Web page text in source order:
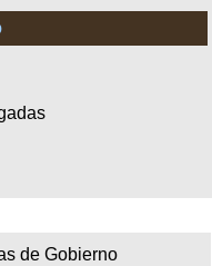
de Gobierno